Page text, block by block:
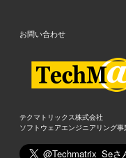
お問い合わせ
テクマトリックス株式会社
ソフトウェアエンジニアリング事